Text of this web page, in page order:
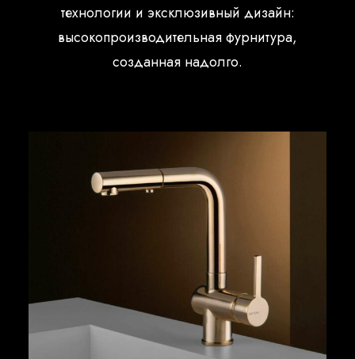
технологии и эксклюзивный дизайн:
высокопроизводительная фурнитура,
созданная надолго.